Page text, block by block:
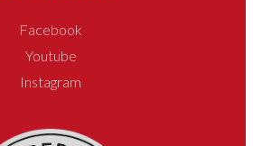
Facebook
Youtube
Instagram